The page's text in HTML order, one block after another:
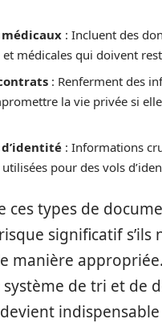
: Incluent des
médicales qui doivent
: Renferment des
la vie privée si
: Informations
pour des vols
ces types de
significatif s’ils
manière
de tri et de